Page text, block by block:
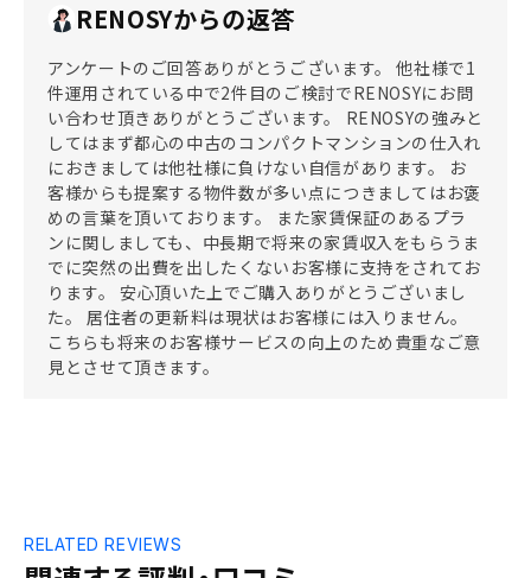
RENOSYからの返答
アンケートのご回答ありがとうございます。 他社様で1
件運用されている中で2件目のご検討でRENOSYにお問
い合わせ頂きありがとうございます。 RENOSYの強みと
してはまず都心の中古のコンパクトマンションの仕入れ
におきましては他社様に負けない自信があります。 お
客様からも提案する物件数が多い点につきましてはお褒
めの言葉を頂いております。 また家賃保証のあるプラ
ンに関しましても、中長期で将来の家賃収入をもらうま
でに突然の出費を出したくないお客様に支持をされてお
ります。 安心頂いた上でご購入ありがとうございまし
た。 居住者の更新料は現状はお客様には入りません。
こちらも将来のお客様サービスの向上のため貴重なご意
見とさせて頂きます。
RELATED REVIEWS